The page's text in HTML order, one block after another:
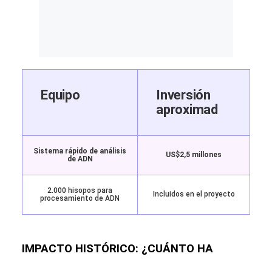
Equipo
Inversión
aproximad
Sistema rápido de análisis
de ADN
US$2,5 millones
2.000 hisopos para
procesamiento de ADN
Incluidos en el proyecto
IMPACTO HISTÓRICO: ¿CUÁNTO HA